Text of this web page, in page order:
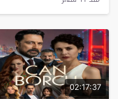
02:17:37